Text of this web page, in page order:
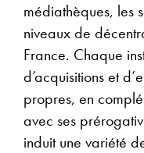
médiathèques, les
niveaux de
France. Chaque
d’acquisitions et
propres, en
avec ses
induit une variété